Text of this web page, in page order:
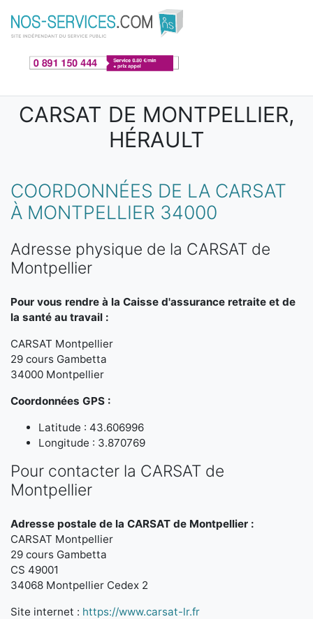
Aller au contenu principal
CARSAT DE MONTPELLIER,
HÉRAULT
COORDONNÉES DE LA CARSAT
À MONTPELLIER 34000
Adresse physique de la CARSAT de
Montpellier
Pour vous rendre à la Caisse d'assurance retraite et de
la santé au travail :
CARSAT Montpellier
29 cours Gambetta
34000 Montpellier
Coordonnées GPS :
Latitude : 43.606996
Longitude : 3.870769
Pour contacter la CARSAT de
Montpellier
Adresse postale de la CARSAT de Montpellier :
CARSAT Montpellier
29 cours Gambetta
CS 49001
34068 Montpellier Cedex 2
Site internet : https://www.carsat-lr.fr